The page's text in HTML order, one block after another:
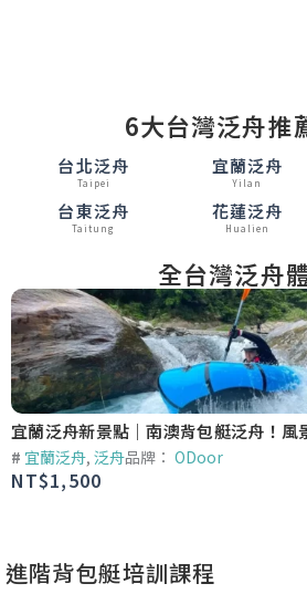
6大台灣泛舟推
台北泛舟
Taipei
宜蘭泛舟
Yilan
台東泛舟
Taitung
花蓮泛舟
Hualien
全台灣泛舟
宜蘭泛舟新景點｜南澳背包艇泛舟！風
# 宜蘭泛舟, 泛舟品牌： ODoor
NT$1,500
進階背包艇培訓課程